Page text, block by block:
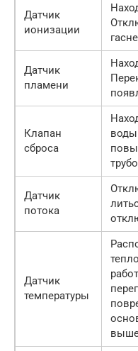
Датчик
ионизации
Датчик
пламени
Клапан
сброса
Датчик
потока
Датчик
температуры